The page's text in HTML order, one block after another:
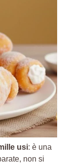
usi: è una
non si